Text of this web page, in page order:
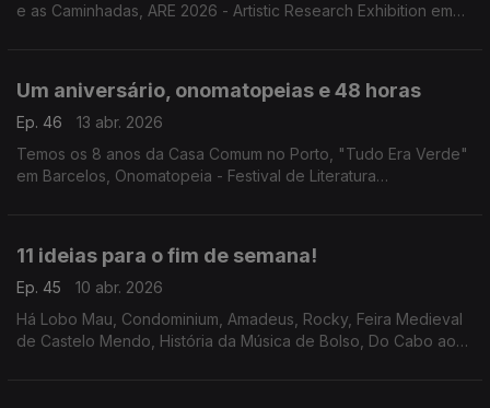
e as Caminhadas, ARE 2026 - Artistic Research Exhibition em
Um aniversário, onomatopeias e 48 horas
Ep. 46
13 abr. 2026
Temos os 8 anos da Casa Comum no Porto, "Tudo Era Verde"
em Barcelos, Onomatopeia - Festival de Literatura
11 ideias para o fim de semana!
Ep. 45
10 abr. 2026
Há Lobo Mau, Condominium, Amadeus, Rocky, Feira Medieval
de Castelo Mendo, História da Música de Bolso, Do Cabo ao